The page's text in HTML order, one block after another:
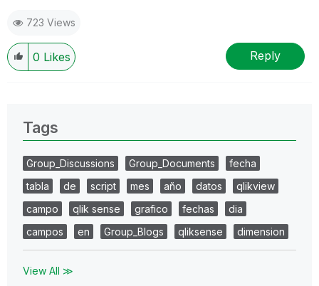
723 Views
0 Likes Reply
Tags
Group_Discussions Group_Documents
fecha
tabla
de script mes año datos
qlikview
campo
qlik sense grafico fechas
dia
campos
en Group_Blogs qliksense dimension
View All ≫